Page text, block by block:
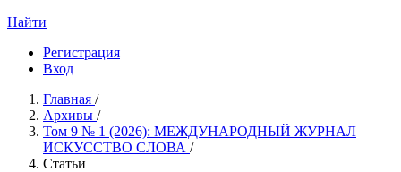
Найти
Регистрация
Вход
Главная /
Архивы /
Том 9 № 1 (2026): МЕЖДУНАРОДНЫЙ ЖУРНАЛ
ИСКУССТВО СЛОВА /
Статьи